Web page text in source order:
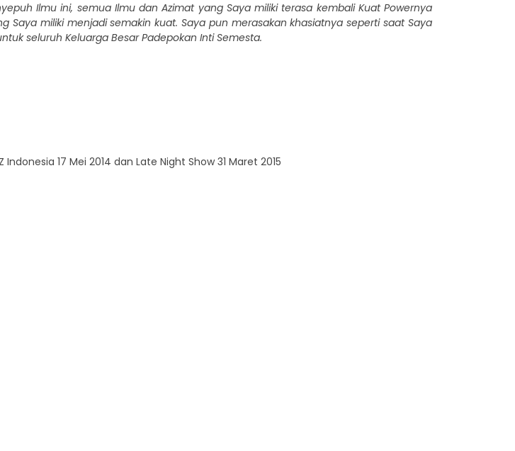
Ilmu ini, semua Ilmu dan Azimat yang Saya miliki terasa kembali Kuat Powernya
miliki menjadi semakin kuat. Saya pun merasakan khasiatnya seperti saat Saya
seluruh Keluarga Besar Padepokan Inti Semesta.
17 Mei 2014 dan Late Night Show 31 Maret 2015